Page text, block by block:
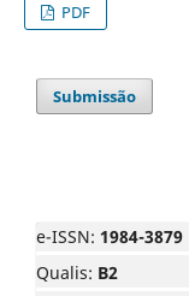
PDF
Submissão
e-ISSN: 1984-3879
Qualis: B2